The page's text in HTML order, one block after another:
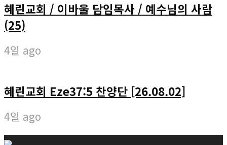
혜린교회 / 이바울 담임목사 / 예수님의 사람
(25)
4일 ago
혜린교회 Eze37:5 찬양단 [26.08.02]
4일 ago